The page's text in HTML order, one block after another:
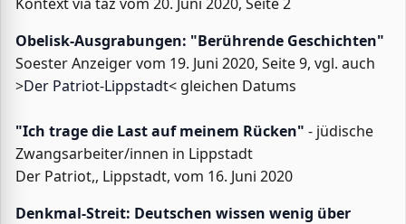
Obelisk-Ausgrabungen: "Berührende Geschichten"
Soester Anzeiger vom 19. Juni 2020, Seite 9, vgl. auch
>Der Patriot-Lippstadt< gleichen Datums
"Ich trage die Last auf meinem Rücken" - jüdische
Zwangsarbeiter/innen in Lippstadt
Der Patriot,, Lippstadt, vom 16. Juni 2020
Denkmal-Streit: Deutschen wissen wenig über